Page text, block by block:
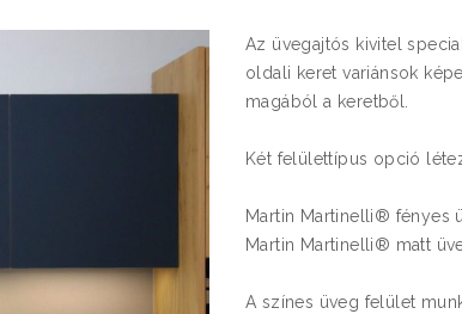
Az üvegajtós kivitel
oldali keret variánsok
magából a keretből.
Két felülettípus opció
Martin Martinelli® fényes
Martin Martinelli® matt
A színes üveg felület